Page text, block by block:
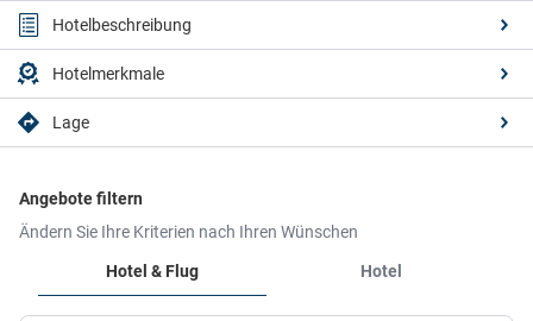
Hotelbeschreibung
Hotelmerkmale
Lage
Angebote filtern
Ändern Sie Ihre Kriterien nach Ihren Wünschen
Hotel & Flug
Hotel